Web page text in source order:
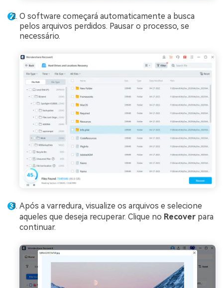
O software começará automaticamente a busca
pelos arquivos perdidos. Pausar o processo, se
necessário.
Após a varredura, visualize os arquivos e selecione
aqueles que deseja recuperar. Clique no Recover para
continuar.